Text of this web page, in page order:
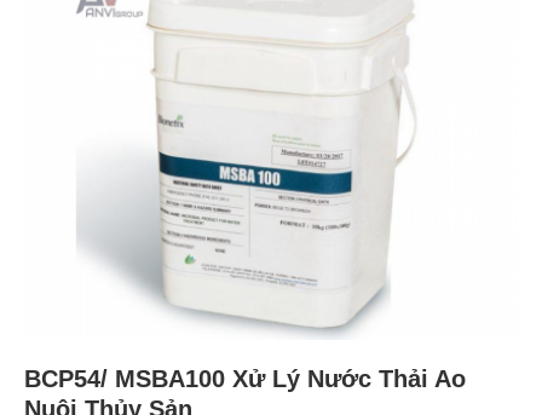
BCP54/ MSBA100 Xử Lý Nước Thải Ao
Nuôi Thủy Sản